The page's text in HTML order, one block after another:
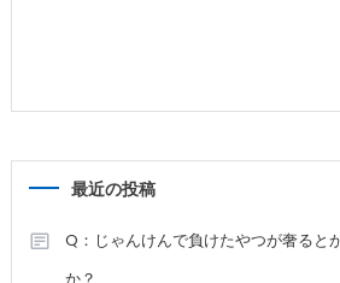
最近の投稿
Q：じゃんけんで負けたやつが奢ると